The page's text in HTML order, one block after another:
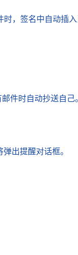
，签名中自动插入
件时自动抄送自己。
出提醒对话框。